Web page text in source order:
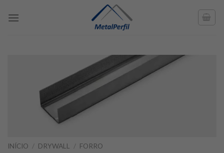
INÍCIO / DRYWALL / FORRO